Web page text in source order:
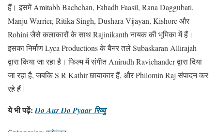
हैं। इसमें Amitabh Bachchan, Fahadh Faasil, Rana Daggubati,
Manju Warrier, Ritika Singh, Dushara Vijayan, Kishore और
Rohini जैसे कलाकारों के साथ Rajinikanth नायक की भूमिका में हैं।
इसका निर्माण Lyca Productions के बैनर तले Subaskaran Allirajah
द्वारा किया जा रहा है। फिल्म में संगीत Anirudh Ravichander द्वारा दिया
जा रहा है, जबकि S R Kathir छायाकार हैं, और Philomin Raj संपादन कर
रहे हैं।
ये भी पढ़ें: Do Aur Do Pyaar रिव्यु